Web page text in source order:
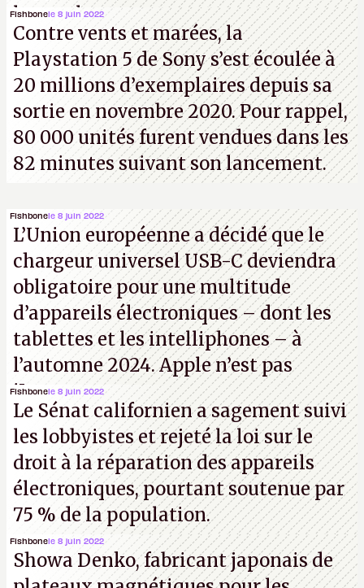
les analystes.
Fishbonele 8 juin 2022
Contre vents et marées, la
Playstation 5 de Sony s’est écoulée à
20 millions d’exemplaires depuis sa
sortie en novembre 2020. Pour rappel,
80 000 unités furent vendues dans les
82 minutes suivant son lancement.
Fishbonele 8 juin 2022
L’Union européenne a décidé que le
chargeur universel USB-C deviendra
obligatoire pour une multitude
d’appareils électroniques – dont les
tablettes et les intelliphones – à
l’automne 2024. Apple n’est pas
iJouasse.
Fishbonele 8 juin 2022
Le Sénat californien a sagement suivi
les lobbyistes et rejeté la loi sur le
droit à la réparation des appareils
électroniques, pourtant soutenue par
75 % de la population.
Fishbonele 8 juin 2022
Showa Denko, fabricant japonais de